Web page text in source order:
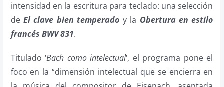
intensidad en la escritura para teclado: una selección
deEl clave bien temperado y la Obertura en estilo
francés BWV 831.
Titulado ‘Bach como intelectual‘, el programa pone el
foco en la “dimensión intelectual que se encierra en